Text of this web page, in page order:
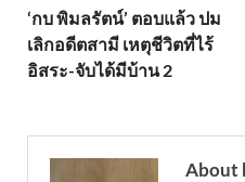
‘กบ พิมลรัตน์’ ตอบแล้ว ปม
เลิกอดีตสามี เหตุชีวิตที่ไร้
อิสระ-จับได้มีบ้าน 2
About